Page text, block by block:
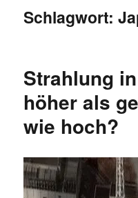
Schlagwort:
Strahlung
höher als
wie hoch?